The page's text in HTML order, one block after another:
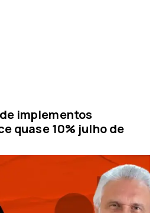
implementos
quase 10% julho de